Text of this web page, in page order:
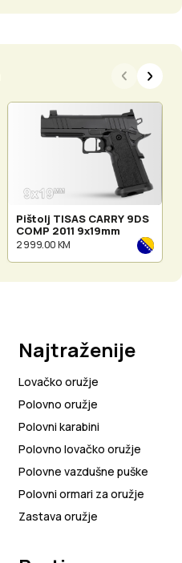
Pištolj TISAS CARRY 9DS
COMP 2011 9x19mm
2 999.00 KM
Najtraženije
Lovačko oružje
Polovno oružje
Polovni karabini
Polovno lovačko oružje
Polovne vazdušne puške
Polovni ormari za oružje
Zastava oružje